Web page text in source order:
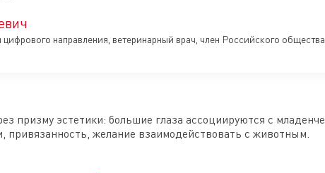
направления, ветеринарный врач, член Российского
призму эстетики: большие глаза ассоциируются с
желание взаимодействовать с животным.